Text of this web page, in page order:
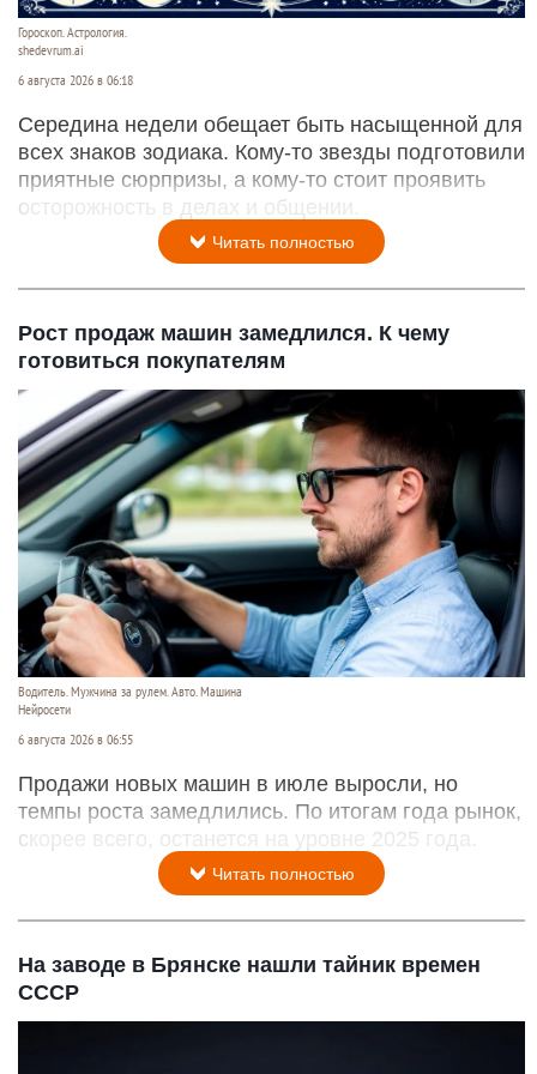
Гороскоп. Астрология.
shedevrum.ai
6 августа 2026 в 06:18
Середина недели обещает быть насыщенной для
всех знаков зодиака. Кому-то звезды подготовили
приятные сюрпризы, а кому-то стоит проявить
осторожность в делах и общении.
Читать полностью
Рост продаж машин замедлился. К чему
готовиться покупателям
Водитель. Мужчина за рулем. Авто. Машина
Нейросети
6 августа 2026 в 06:55
Продажи новых машин в июле выросли, но
темпы роста замедлились. По итогам года рынок,
скорее всего, останется на уровне 2025 года.
Читать полностью
На заводе в Брянске нашли тайник времен
СССР